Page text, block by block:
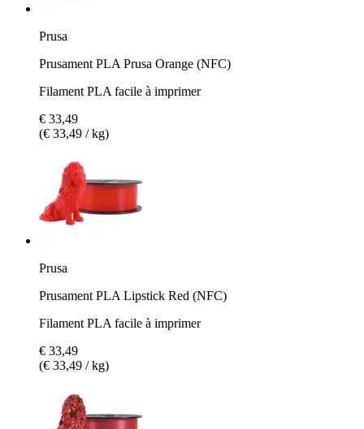
Prusa
Prusament PLA Prusa Orange (NFC)
Filament PLA facile à imprimer
€ 33,49
(€ 33,49 / kg)
Prusa
Prusament PLA Lipstick Red (NFC)
Filament PLA facile à imprimer
€ 33,49
(€ 33,49 / kg)